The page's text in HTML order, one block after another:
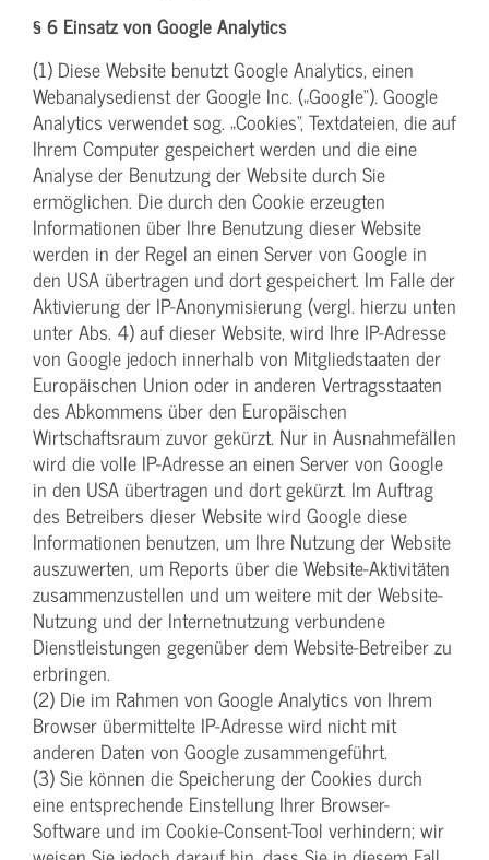
§ 6 Einsatz von Google Analytics
(1) Diese Website benutzt Google Analytics, einen
Webanalysedienst der Google Inc. („Google“). Google
Analytics verwendet sog. „Cookies“, Textdateien, die auf
Ihrem Computer gespeichert werden und die eine
Analyse der Benutzung der Website durch Sie
ermöglichen. Die durch den Cookie erzeugten
Informationen über Ihre Benutzung dieser Website
werden in der Regel an einen Server von Google in
den USA übertragen und dort gespeichert. Im Falle der
Aktivierung der IP-Anonymisierung (vergl. hierzu unten
unter Abs. 4) auf dieser Website, wird Ihre IP-Adresse
von Google jedoch innerhalb von Mitgliedstaaten der
Europäischen Union oder in anderen Vertragsstaaten
des Abkommens über den Europäischen
Wirtschaftsraum zuvor gekürzt. Nur in Ausnahmefällen
wird die volle IP-Adresse an einen Server von Google
in den USA übertragen und dort gekürzt. Im Auftrag
des Betreibers dieser Website wird Google diese
Informationen benutzen, um Ihre Nutzung der Website
auszuwerten, um Reports über die Website-Aktivitäten
zusammenzustellen und um weitere mit der Website-
Nutzung und der Internetnutzung verbundene
Dienstleistungen gegenüber dem Website-Betreiber zu
erbringen.
(2) Die im Rahmen von Google Analytics von Ihrem
Browser übermittelte IP-Adresse wird nicht mit
anderen Daten von Google zusammengeführt.
(3) Sie können die Speicherung der Cookies durch
eine entsprechende Einstellung Ihrer Browser-
Software und im Cookie-Consent-Tool verhindern; wir